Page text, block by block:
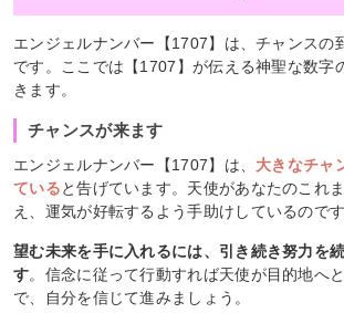
エンジェルナンバー【1707】は、チャンスの
です。ここでは【1707】が伝える神聖な数字
きます。
チャンスが来ます
エンジェルナンバー【1707】は、 大きなチャ
ていると告げています。天使があなたのこれ
え、運気が好転するよう手助けしているのです
望む未来を手に入れるには、引き続き努力を
す。信念に従って行動すれば天使が目的地へ
で、自分を信じて進みましょう。